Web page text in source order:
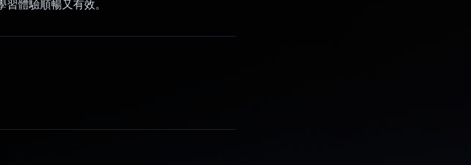
體驗順暢又有效。